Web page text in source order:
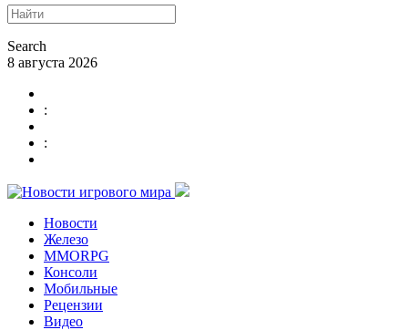
Search
8 августа 2026
:
:
Новости
Железо
MMORPG
Консоли
Мобильные
Рецензии
Видео